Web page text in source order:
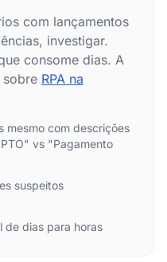
com lançamentos
investigar.
consome dias. A
sobre RPA na
mesmo com descrições
vs "Pagamento
suspeitos
de dias para horas